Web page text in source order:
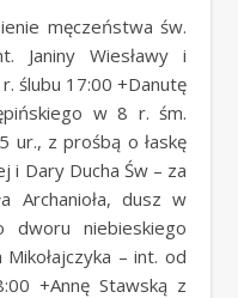
Janiny Wiesławy i
ślubu 17:00 +Danutę
w 8 r. śm.
ur., z prośbą o łaskę
i Dary Ducha Św – za
Archanioła, dusz w
dworu niebieskiego
– int. od
+Annę Stawską z